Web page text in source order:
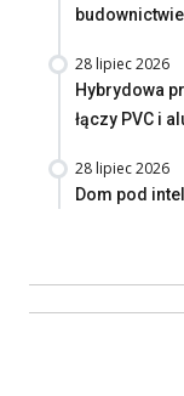
budownictwie
28 lipiec 2026
Hybrydowa
łączy PVC i
28 lipiec 2026
Dom pod